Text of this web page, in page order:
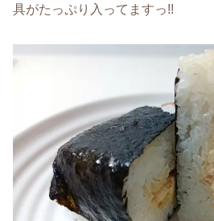
具がたっぷり入ってますっ!!